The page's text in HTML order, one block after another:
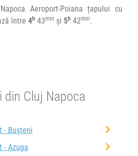
Zile de circulație:
Aeroport-Poiana țapului cu
între 4h 43min și 5h 42min.
Cluj Napoca
- Bușteni
- Azuga